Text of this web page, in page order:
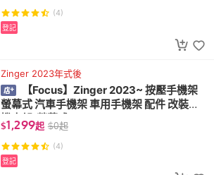
(4)
登記
Zinger 2023年式後
【Focus】Zinger 2023~ 按壓手機架
螢幕式 汽車手機架 車用手機架 配件 改裝手
機支架/螢幕式/mitsubishi
$1,299起 $0起
(4)
登記